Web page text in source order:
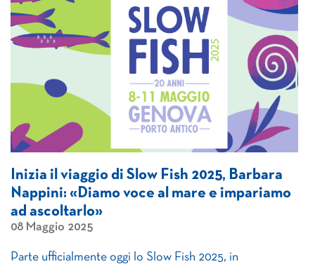
Inizia il viaggio di Slow Fish 2025, Barbara
Nappini: «Diamo voce al mare e impariamo
ad ascoltarlo»
08 Maggio 2025
Parte ufficialmente oggi lo Slow Fish 2025, in